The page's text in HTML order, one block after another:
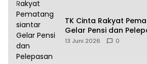
TK Cinta Rakyat
Gelar Pensi dan
13 Juni 2026 0